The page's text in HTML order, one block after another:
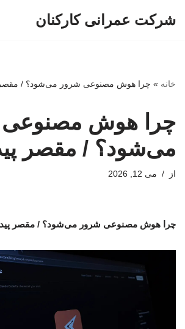
شرکت عمرانی کارکنان
خانه » چرا هوش مصنوعی شرور می‌شود؟‌ / مقصر
چرا هوش مصنوعی
می‌شود؟‌ / مقصر
از می 12, 2026
چرا هوش مصنوعی شرور می‌شود؟‌ / مقصر